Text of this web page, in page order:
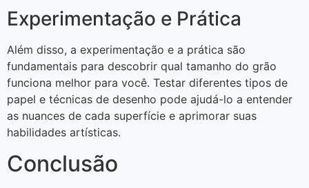
Experimentação e Prática
Além disso, a experimentação e a prática são
fundamentais para descobrir qual tamanho do grão
funciona melhor para você. Testar diferentes tipos de
papel e técnicas de desenho pode ajudá-lo a entender
as nuances de cada superfície e aprimorar suas
habilidades artísticas.
Conclusão